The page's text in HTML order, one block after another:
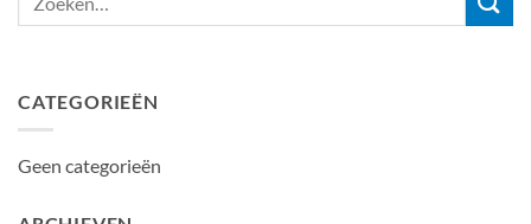
CATEGORIEËN
Geen categorieën